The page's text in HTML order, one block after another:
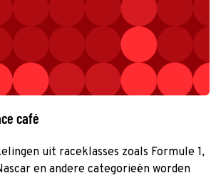
café
uit raceklasses zoals Formule 1,
en andere categorieën worden